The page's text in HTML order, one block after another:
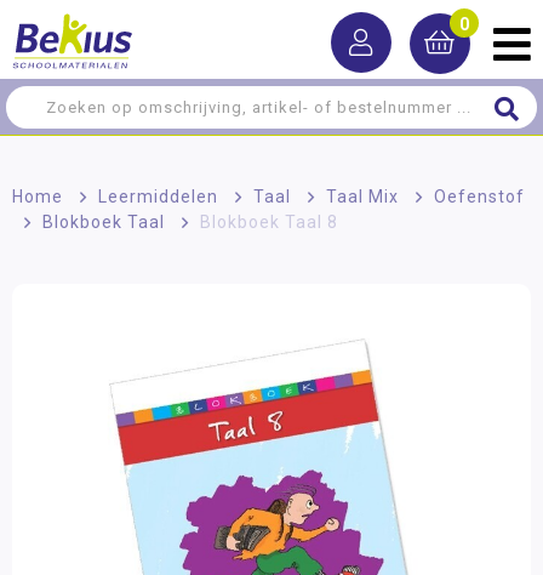
0
Home > Leermiddelen > Taal > Taal Mix >
Oefenstof
>
Blokboek Taal > Blokboek Taal 8